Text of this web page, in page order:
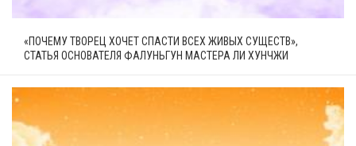
«ПОЧЕМУ ТВОРЕЦ ХОЧЕТ СПАСТИ ВСЕХ ЖИВЫХ СУЩЕСТВ»,
СТАТЬЯ ОСНОВАТЕЛЯ ФАЛУНЬГУН МАСТЕРА ЛИ ХУНЧЖИ